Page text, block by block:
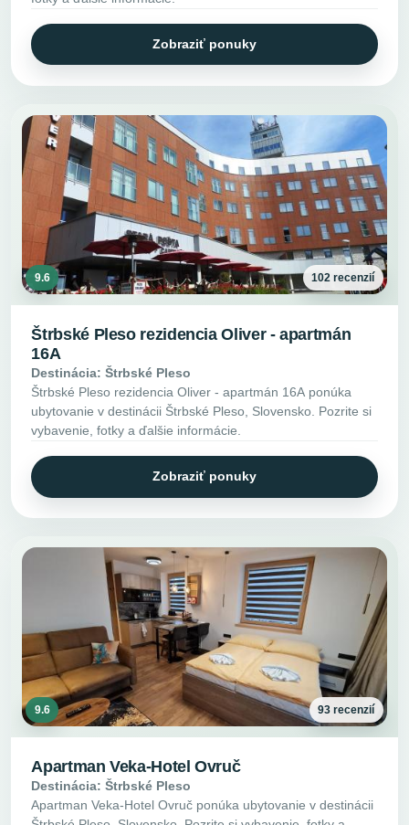
Zobraziť ponuky
9.6 102 recenzií
Štrbské Pleso rezidencia Oliver - apartmán
16A
Destinácia: Štrbské Pleso
Štrbské Pleso rezidencia Oliver - apartmán 16A ponúka
ubytovanie v destinácii Štrbské Pleso, Slovensko. Pozrite si
vybavenie, fotky a ďalšie informácie.
Zobraziť ponuky
9.6 93 recenzií
Apartman Veka-Hotel Ovruč
Destinácia: Štrbské Pleso
Apartman Veka-Hotel Ovruč ponúka ubytovanie v destinácii